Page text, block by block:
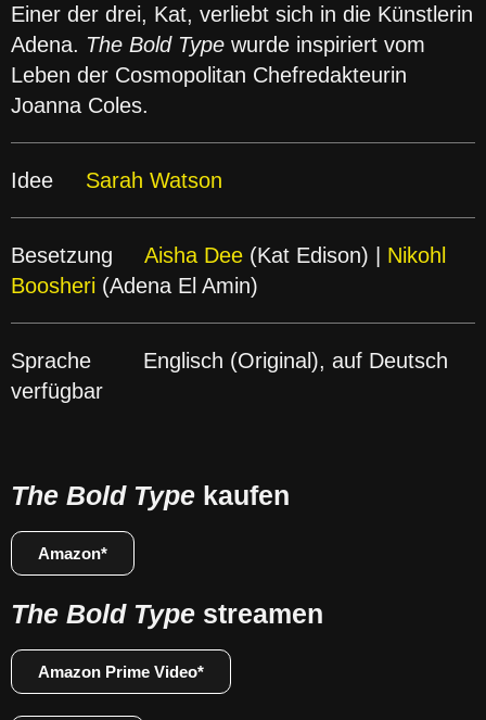
Einer der drei, Kat, verliebt sich in die Künstlerin
Adena. The Bold Type wurde inspiriert vom
Leben der Cosmopolitan Chefredakteurin
Joanna Coles.
Idee Sarah Watson
Besetzung Aisha Dee (Kat Edison) | Nikohl
Boosheri (Adena El Amin)
Sprache Englisch (Original), auf Deutsch
verfügbar
The Bold Type kaufen
Amazon*
The Bold Type streamen
Amazon Prime Video*